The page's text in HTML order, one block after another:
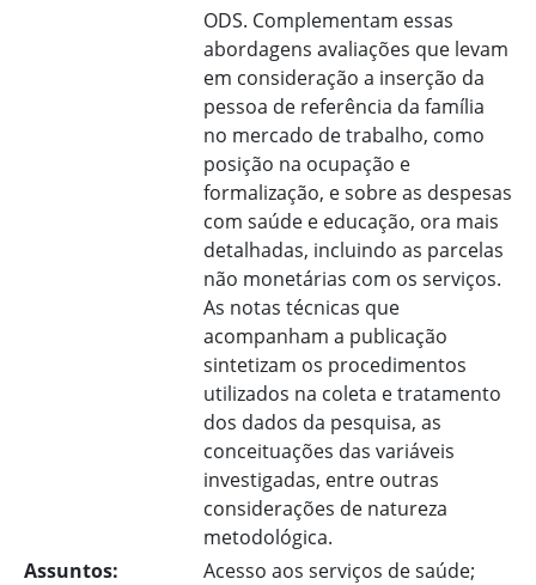
ODS. Complementam essas
abordagens avaliações que levam
em consideração a inserção da
pessoa de referência da família
no mercado de trabalho, como
posição na ocupação e
formalização, e sobre as despesas
com saúde e educação, ora mais
detalhadas, incluindo as parcelas
não monetárias com os serviços.
As notas técnicas que
acompanham a publicação
sintetizam os procedimentos
utilizados na coleta e tratamento
dos dados da pesquisa, as
conceituações das variáveis
investigadas, entre outras
considerações de natureza
metodológica.
Assuntos:
Acesso aos serviços de saúde;